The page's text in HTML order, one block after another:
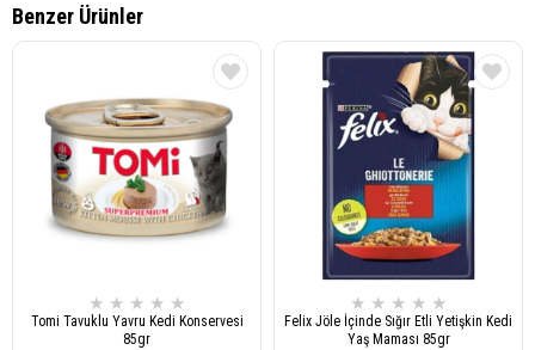
Benzer Ürünler
★ ★ ★ ★ ★
Tomi Tavuklu Yavru Kedi Konservesi
85gr
★ ★ ★ ★ ★
Felix Jöle İçinde Sığır Etli Yetişkin Kedi
Yaş Maması 85gr